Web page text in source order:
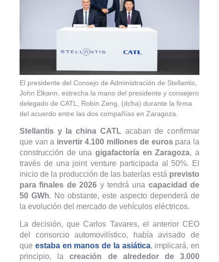
El presidente del Consejo de Administración de Stellantis,
John Elkann, estrecha la mano del presidente y consejero
delegado de CATL, Robin Zeng, (dcha) durante la firma
del acuerdo entre las dos compañías en Zaragoza.
Stellantis y la china CATLacaban de confirmar
que van a invertir 4.100 millones de eurospara la
construcción de una gigafactoría en Zaragoza, a
través de una joint venture participada al 50%. El
inicio de la producción de las baterías está previsto
para finales de 2026 y tendrá una capacidad de
50 GWh. No obstante, este aspecto dependerá de
la evolución del mercado de vehículos eléctricos.
La decisión, que Carlos Tavares, el anterior CEO
del consorcio automovilístico, había avisado de
que estaba en manos de la asiática, implicará, en
principio, lacreación de alrededor de 3.000